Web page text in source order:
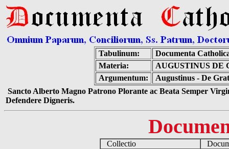
Tabulinum:
Documenta
Materia:
AUGUSTINUS DE
Argumentum:
Augustinus - De
Sancto Alberto Magno Patrono Plorante ac Beata Semper
Defendere Digneris.
Collectio